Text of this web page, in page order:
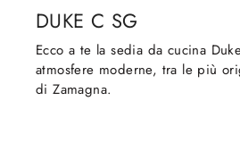
DUKE C SG
Ecco a te la sedia da cucina
atmosfere moderne, tra le più
di Zamagna.